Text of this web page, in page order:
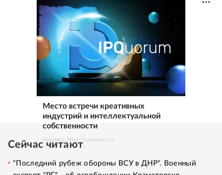
Место встречи креативных
индустрий и интеллектуальной
собственности
Реклама. https://ipquorum.ru
Сейчас читают
"Последний рубеж обороны ВСУ в ДНР". Военный